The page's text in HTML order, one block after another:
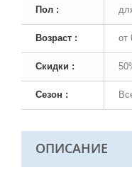
Пол :
Возраст : от
Скидки :
Сезон :
ОПИСАНИЕ